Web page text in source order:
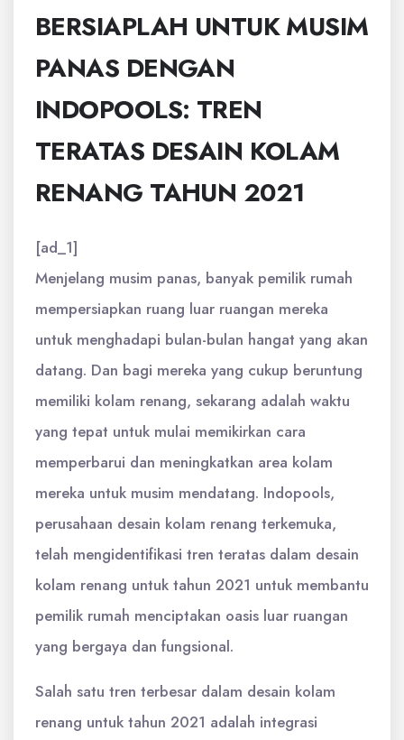
BERSIAPLAH UNTUK MUSIM
PANAS DENGAN
INDOPOOLS: TREN
TERATAS DESAIN KOLAM
RENANG TAHUN 2021
[ad_1]
Menjelang musim panas, banyak pemilik rumah
mempersiapkan ruang luar ruangan mereka
untuk menghadapi bulan-bulan hangat yang akan
datang. Dan bagi mereka yang cukup beruntung
memiliki kolam renang, sekarang adalah waktu
yang tepat untuk mulai memikirkan cara
memperbarui dan meningkatkan area kolam
mereka untuk musim mendatang. Indopools,
perusahaan desain kolam renang terkemuka,
telah mengidentifikasi tren teratas dalam desain
kolam renang untuk tahun 2021 untuk membantu
pemilik rumah menciptakan oasis luar ruangan
yang bergaya dan fungsional.
Salah satu tren terbesar dalam desain kolam
renang untuk tahun 2021 adalah integrasi